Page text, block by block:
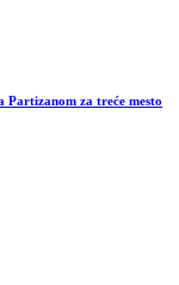
Partizanom za treće mesto